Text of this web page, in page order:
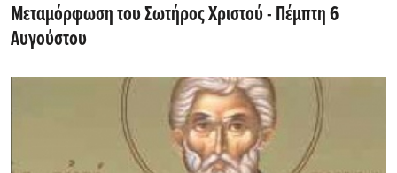
Μεταμόρφωση του Σωτήρος Χριστού - Πέμπτη 6
Αυγούστου